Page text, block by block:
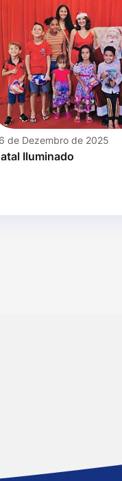
de Dezembro de 2025
Iluminado